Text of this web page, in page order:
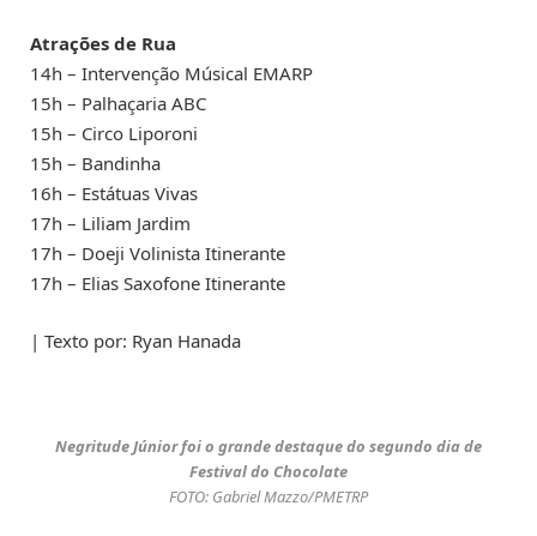
Atrações de Rua
14h – Intervenção Músical EMARP
15h – Palhaçaria ABC
15h – Circo Liporoni
15h – Bandinha
16h – Estátuas Vivas
17h – Liliam Jardim
17h – Doeji Volinista Itinerante
17h – Elias Saxofone Itinerante
| Texto por: Ryan Hanada
Negritude Júnior foi o grande destaque do segundo dia de
Festival do Chocolate
FOTO: Gabriel Mazzo/PMETRP